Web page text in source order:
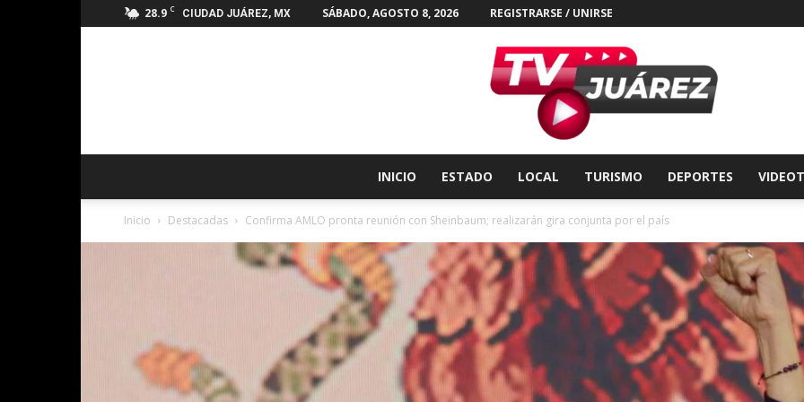
28.9 C CIUDAD JUÁREZ, MX SÁBADO, AGOSTO 8, 2026 REGISTRARSE / UNIRSE
Juárez
INICIO ESTADO LOCAL TURISMO DEPORTES
Inicio Destacadas Confirma AMLO pronta reunión con Sheinbaum; realizarán gira conjunta por el país